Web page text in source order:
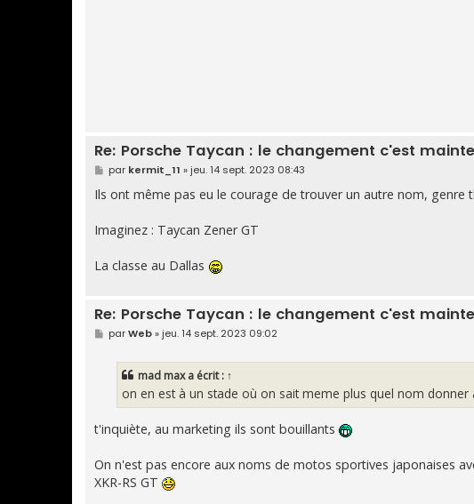
Re: Porsche Taycan : le changement c'est
M
e
s
s
g
e
par kermit_11 » jeu. 14 sept. 2023 08:43
Ils ont même pas eu le courage de trouver un autre nom,
Imaginez : Taycan Zener GT
La classe au Dallas
Re: Porsche Taycan : le changement c'est
M
e
parWeb» jeu. 14 sept. 2023 09:02
mad maxa écrit : ↑
on en est à un stade où on sait meme plus quel nom donner
t'inquiète, au marketing ils sont bouillants
On n'est pas encore aux noms de motos sportives japonaises
XKR-RS GT